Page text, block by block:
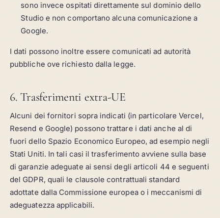
sono invece ospitati direttamente sul dominio dello
Studio e non comportano alcuna comunicazione a
Google.
I dati possono inoltre essere comunicati ad autorità
pubbliche ove richiesto dalla legge.
6. Trasferimenti extra-UE
Alcuni dei fornitori sopra indicati (in particolare Vercel,
Resend e Google) possono trattare i dati anche al di
fuori dello Spazio Economico Europeo, ad esempio negli
Stati Uniti. In tali casi il trasferimento avviene sulla base
di garanzie adeguate ai sensi degli articoli 44 e seguenti
del GDPR, quali le clausole contrattuali standard
adottate dalla Commissione europea o i meccanismi di
adeguatezza applicabili.